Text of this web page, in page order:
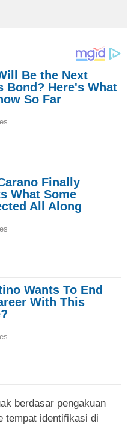
berdasar pengakuan
tempat identifikasi di